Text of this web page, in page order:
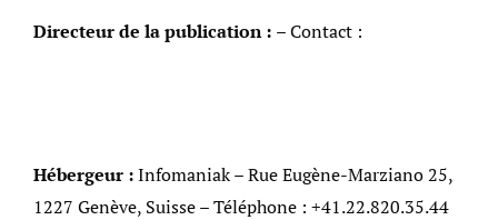
Directeur de la publication : – Contact :
Hébergeur :Infomaniak – Rue Eugène-Marziano 25,
1227 Genève, Suisse – Téléphone : +41.22.820.35.44